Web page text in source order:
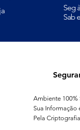
​Seg
Sab
Ambiente 100%
Sua Informação
Pela